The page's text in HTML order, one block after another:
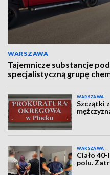
WARSZAWA
Tajemnicze substancje
specjalistyczną grupę
WARSZAWA
Szczątki
WARSZAWA
Ciało
polu.